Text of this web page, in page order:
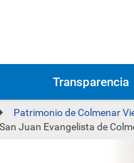
Transparencia
Patrimonio de Colmenar
Juan Evangelista de